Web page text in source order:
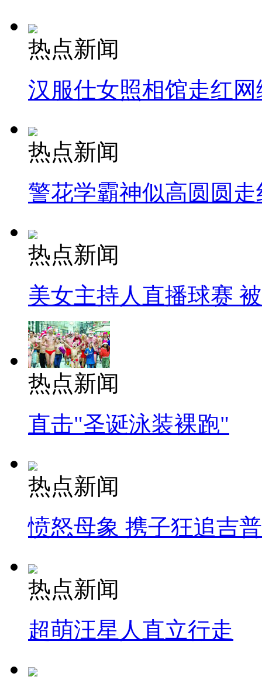
热点新闻
汉服仕女照相馆走红网
热点新闻
警花学霸神似高圆圆走
热点新闻
美女主持人直播球赛
热点新闻
直击"圣诞泳装裸跑"
热点新闻
愤怒母象 携子狂追吉
热点新闻
超萌汪星人直立行走